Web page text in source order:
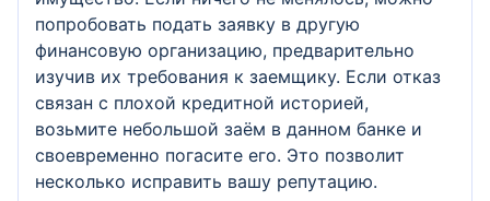
попробовать подать заявку в другую
финансовую организацию, предварительно
изучив их требования к заемщику. Если отказ
связан с плохой кредитной историей,
возьмите небольшой заём в данном банке и
своевременно погасите его. Это позволит
несколько исправить вашу репутацию.